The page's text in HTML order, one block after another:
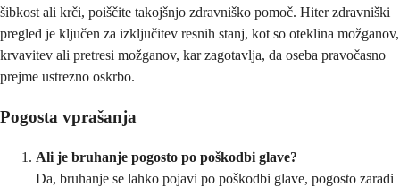
šibkost ali krči, poiščite takojšnjo zdravniško pomoč. Hiter zdravniški
pregled je ključen za izključitev resnih stanj, kot so oteklina možganov,
krvavitev ali pretresi možganov, kar zagotavlja, da oseba pravočasno
prejme ustrezno oskrbo.
Pogosta vprašanja
Ali je bruhanje pogosto po poškodbi glave?
Da, bruhanje se lahko pojavi po poškodbi glave, pogosto zaradi